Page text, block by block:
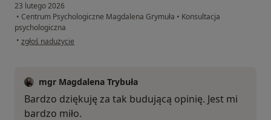
23 lutego 2026
• Centrum Psychologiczne Magdalena Grymuła • Konsultacja
psychologiczna
• w opinii użytkownika Angelika
zgłoś nadużycie
mgr Magdalena Trybuła
Bardzo dziękuję za tak budującą opinię. Jest mi
bardzo miło.